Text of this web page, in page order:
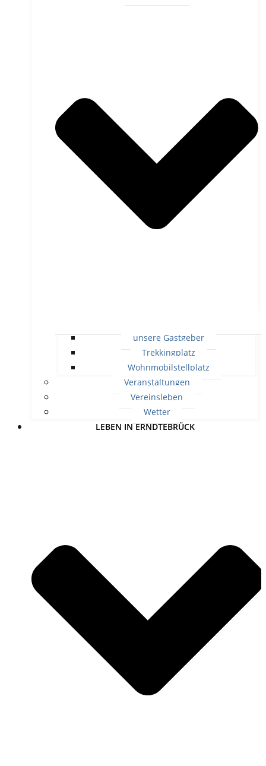
unsere Gastgeber
Trekkingplatz
Wohnmobilstellplatz
Veranstaltungen
Vereinsleben
Wetter
LEBEN IN ERNDTEBRÜCK